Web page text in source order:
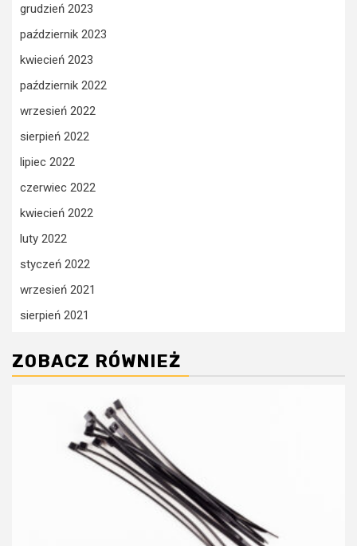
grudzień 2023
październik 2023
kwiecień 2023
październik 2022
wrzesień 2022
sierpień 2022
lipiec 2022
czerwiec 2022
kwiecień 2022
luty 2022
styczeń 2022
wrzesień 2021
sierpień 2021
ZOBACZ RÓWNIEŻ